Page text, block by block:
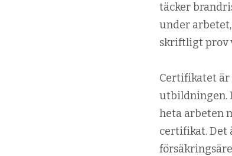
täcker
under
skriftligt prov
Certifikatet
utbildningen.
heta arbeten
certifikat. Det